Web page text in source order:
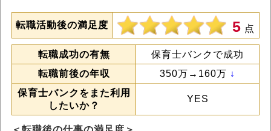
転職活動後の満足度 5 点
転職成功の有無
保育士バンクで成功
転職前後の年収
350万→160万 ↓
保育士バンクをまた利用
したいか？
YES